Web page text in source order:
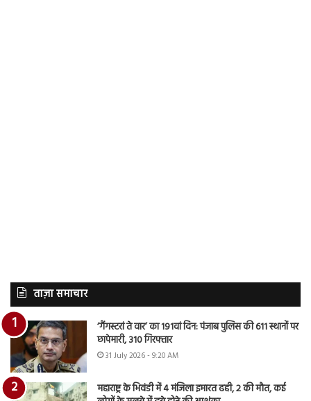
ताज़ा समाचार
‘गैंगस्टरां ते वार’ का 191वां दिन: पंजाब पुलिस की 611 स्थानों पर
छापेमारी, 310 गिरफ्तार
31 July 2026 - 9:20 AM
महाराष्ट्र के भिवंडी में 4 मंजिला इमारत ढही, 2 की मौत, कई